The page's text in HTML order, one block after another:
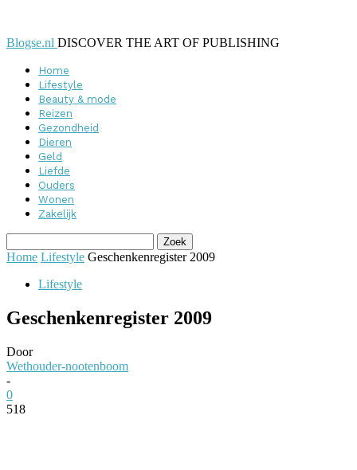
Blogse.nl DISCOVER THE ART OF PUBLISHING
Home
Lifestyle
Beauty & mode
Reizen
Gezondheid
Dieren
Geld
Liefde
Ouders
Wonen
Zakelijk
Home Lifestyle Geschenkenregister 2009
Lifestyle
Geschenkenregister 2009
Door
Wethouder-nootenboom
-
0
518